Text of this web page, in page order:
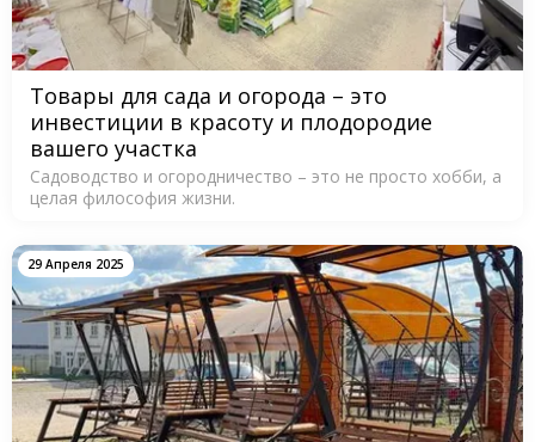
Товары для сада и огорода – это
инвестиции в красоту и плодородие
вашего участка
Садоводство и огородничество – это не просто хобби, а
целая философия жизни.
29 Апреля 2025